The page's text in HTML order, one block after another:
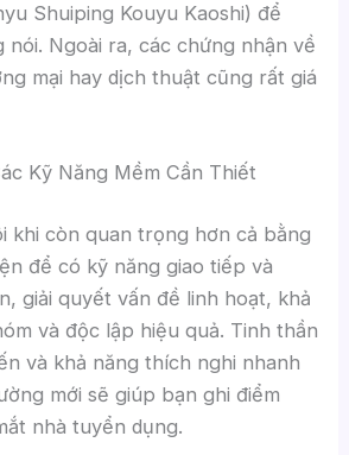
Shuiping Kouyu Kaoshi) để
nói. Ngoài ra, các chứng nhận về
mại hay dịch thuật cũng rất giá
Kỹ Năng Mềm Cần Thiết
khi còn quan trọng hơn cả bằng
để có kỹ năng giao tiếp và
giải quyết vấn đề linh hoạt, khả
và độc lập hiệu quả. Tinh thần
và khả năng thích nghi nhanh
mới sẽ giúp bạn ghi điểm
nhà tuyển dụng.